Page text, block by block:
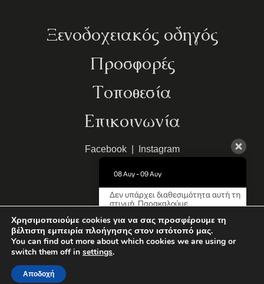
Ξενοδοχειακός οδηγός
Προσφορές
Τοποθεσία
Επικοινωνία
Facebook| Instagram
MHTE: 1248Κ013Α0042000
Limeni Village
Powered by: AboutHotelier
Χρησιμοποιούμε cookies για να σας προσφέρουμε τη
βέλτιστη εμπειρία πλοήγησης στον ιστότοπό μας.
You can find out more about which cookies we are using or
switch them off in settings.
Αποδοχή
08 Αυγ - 09 Αυγ
Δεν υπάρχει διαθεσιμότητα αυτή τη
στιγμή. Παρακαλούμε
περισσότερες πληροφορίες.
9.5 / 10 (708 Κριτικές)